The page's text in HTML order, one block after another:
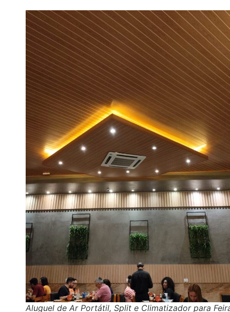
Aluguel de Ar Portátil, Split e Climatizador para